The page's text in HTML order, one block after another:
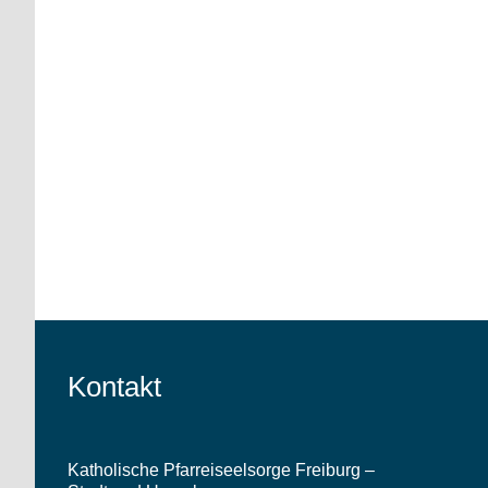
Kontakt
Katholische Pfarreiseelsorge Freiburg –